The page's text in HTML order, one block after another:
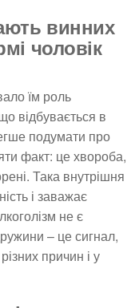
винних
чоловік
їм роль
відбувається в
подумати про
факт: це хвороба,
Така внутрішня
і заважає
не є
– це сигнал,
причин і у